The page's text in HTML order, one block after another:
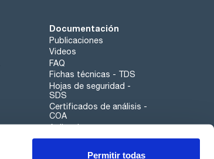
Permitir todas
Documentación
Publicaciones
Videos
FAQ
Fichas técnicas - TDS
Hojas de seguridad -
SDS
Certificados de análisis -
COA
Aplicaciones
Tabla Periódica